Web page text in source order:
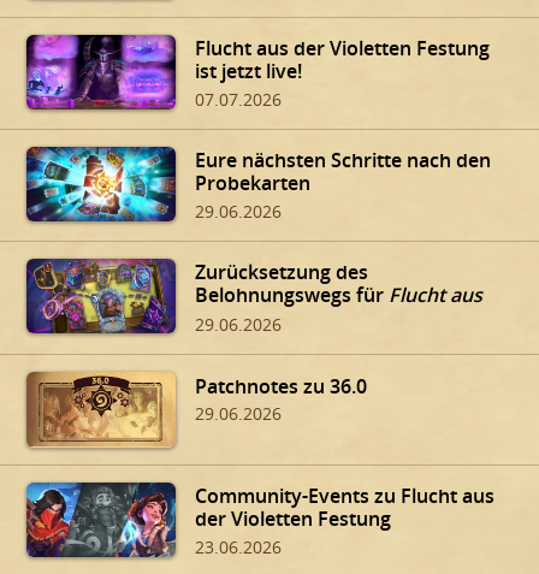
Flucht aus der Violetten Festung
ist jetzt live!
07.07.2026
Eure nächsten Schritte nach den
Probekarten
29.06.2026
Zurücksetzung des
Belohnungswegs für Flucht aus
der Violetten Festung
29.06.2026
Patchnotes zu 36.0
29.06.2026
Community-Events zu Flucht aus
der Violetten Festung
23.06.2026